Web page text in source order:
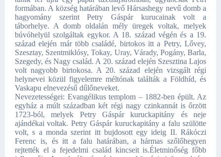
formában. A község határában levő Hársashegy nevű domb a
hagyomány szerint Petry Gáspár kurucainak volt a
táborhelye. A domb oldalán mély üregek voltak, melyek
búvóhelyül szolgáltak egykor. A 18. század végén és a 19.
század elején már több családé, birtokos itt a Petry, Lővey,
Szesztay, Szentmiklósy, Tokay, Uray, Várady, Pogány, Barla,
Szegedy, és Nagy család. A 20. század elején Szesztina Lajos
volt nagyobb birtokosa. A 20. század elején vizsgált régi
helynevei közül figyelemre méltónak találták a Földhíd, és
Vaskapu elnevezésű dűlőneveket.
Nevezetességei: Evangélikus templom – 1882-ben épült. Az
egyház a múlt században két régi nagy czinkannát is őrzött
1723-ból, melyek Petry Gáspár kuruckapitány és neje
ajándékai voltak. Petry Gáspár kuruckapitány a falu szülötte
volt, s a monda szerint itt bujdosott egy ideig II. Rákóczi
Ferenc is, és itt a falu határában, a hármas szőlőhegyen
rejtették el a fejedelmi család kincseit is.Életminőség főbb